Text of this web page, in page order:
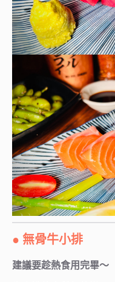
● 無骨牛小排
建議要趁熱食用完畢～